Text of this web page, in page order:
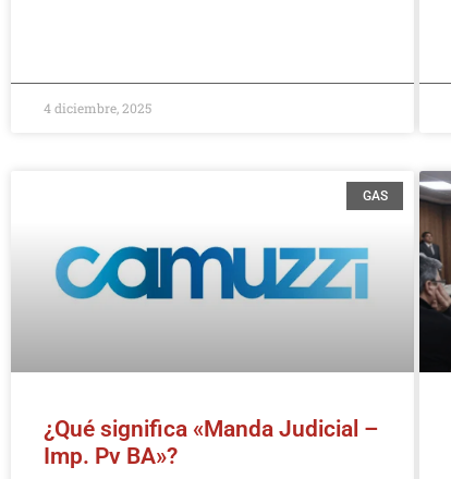
4 diciembre, 2025
GAS
¿Qué significa «Manda Judicial –
Imp. Pv BA»?